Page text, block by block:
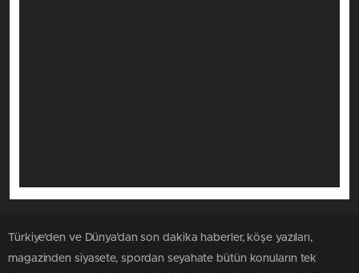
Türkiye'den ve Dünya’dan son dakika haberler, köşe yazıları,
magazinden siyasete, spordan seyahate bütün konuların tek